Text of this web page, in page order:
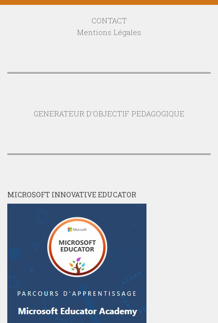
CONTACT
Mentions Légales
GENERATEUR D'OBJECTIF PEDAGOGIQUE
MICROSOFT INNOVATIVE EDUCATOR